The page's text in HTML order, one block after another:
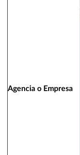
Agencia o Empresa